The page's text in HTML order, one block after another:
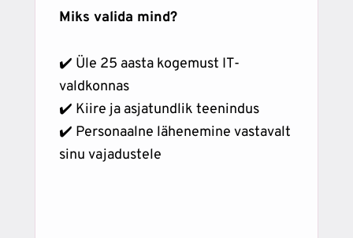
Miks valida mind?
✔️ Üle 25 aasta kogemust IT-
valdkonnas
✔️ Kiire ja asjatundlik teenindus
✔️ Personaalne lähenemine vastavalt
sinu vajadustele